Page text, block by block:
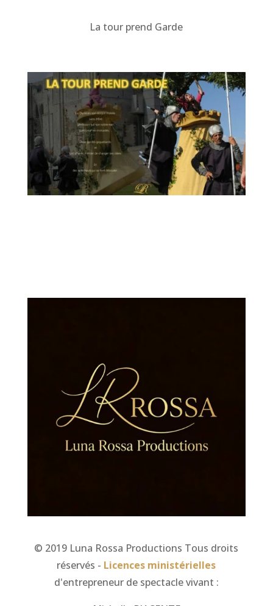
La tour prend Garde
© 2019 Luna Rossa Productions Tous droits
réservés - Licences ministérielles
d'entrepreneur de spectacle vivant :